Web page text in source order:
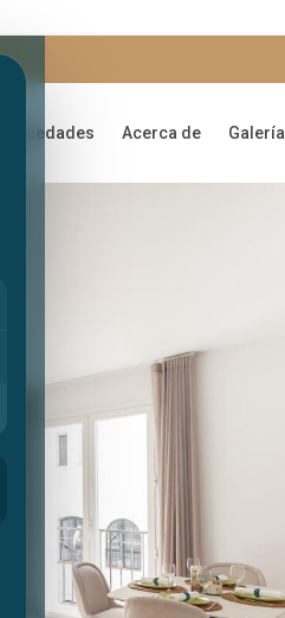
Propiedades Acerca de Galería